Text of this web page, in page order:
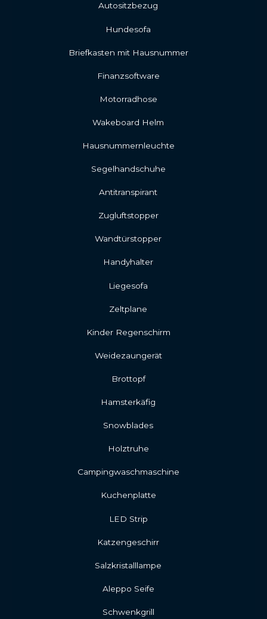
Autositzbezug
Hundesofa
Briefkasten mit Hausnummer
Finanzsoftware
Motorradhose
Wakeboard Helm
Hausnummernleuchte
Segelhandschuhe
Antitranspirant
Zugluftstopper
Wandtürstopper
Handyhalter
Liegesofa
Zeltplane
Kinder Regenschirm
Weidezaungerät
Brottopf
Hamsterkäfig
Snowblades
Holztruhe
Campingwaschmaschine
Kuchenplatte
LED Strip
Katzengeschirr
Salzkristalllampe
Aleppo Seife
Schwenkgrill